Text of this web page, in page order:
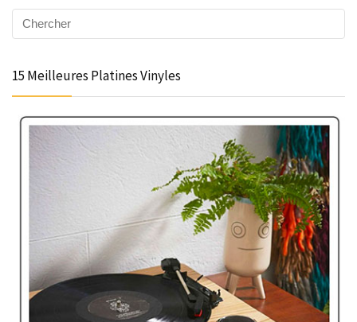
15 Meilleures Platines Vinyles